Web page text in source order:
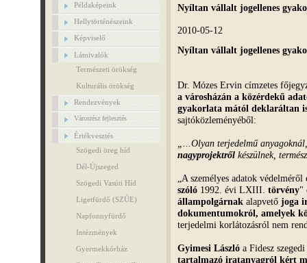
Példaképeink
Hellytörténészeink
Képviselő
Látnivalók
Természeti örökség
Kulturális örökség
Rendezvények
Városrész fejlesztés
Értékvesztés
Szögedi öreg híd
Dél-Újszeged
Szögedi Vasúti Híd
Ligetfürdő (SZÚE)
Napfonnyfürdő
Intézmények
Gyermekkórház
Nyíltan vállalt jogellenes
2010-05-12
Nyíltan vállalt jogellenes
Dr. Mózes Ervin címzetes
a városházán a közérdekű
gyakorlata mától deklaráltan
sajtóközleményéből:
Olyan terjedelmű
nagyprojektrőlkészülnek,
„A személyes adatok védelméről
szóló1992. évi LXIII. törvény"
állampolgárnakalapvető joga
dokumentumokról, amelyek
terjedelmi korlátozásról nem
Gyimesi Lászlóa Fidesz
tartalmazó iratanyagról kért